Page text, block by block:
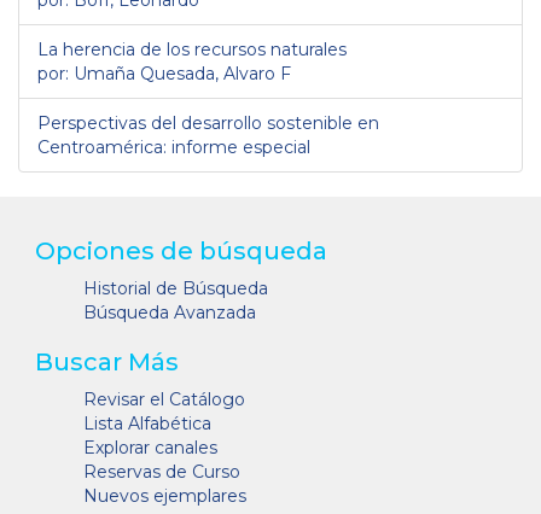
La herencia de los recursos naturales
por: Umaña Quesada, Alvaro F
Perspectivas del desarrollo sostenible en
Centroamérica: informe especial
Opciones de búsqueda
Historial de Búsqueda
Búsqueda Avanzada
Buscar Más
Revisar el Catálogo
Lista Alfabética
Explorar canales
Reservas de Curso
Nuevos ejemplares